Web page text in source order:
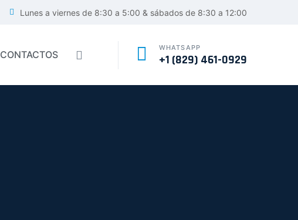
Lunes a viernes de 8:30 a 5:00 & sábados de 8:30 a 12:00
CONTACTOS
WHATSAPP
+1 (829) 461-0929